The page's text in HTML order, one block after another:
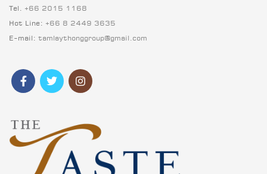
Tel. +66 2015 1168
Hot Line: +66 8 2449 3635
E-mail: tamlaythonggroup@gmail.com